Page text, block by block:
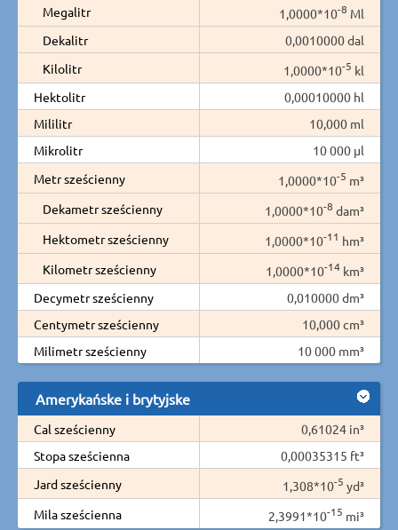
Megalitr
1,0000*10-8 Ml
Dekalitr
0,0010000 dal
Kilolitr
1,0000*10-5 kl
Hektolitr
0,00010000 hl
Mililitr
10,000 ml
Mikrolitr
10 000 µl
Metr sześcienny
1,0000*10-5 m³
Dekametr sześcienny
1,0000*10-8 dam³
Hektometr sześcienny
1,0000*10-11 hm³
Kilometr sześcienny
1,0000*10-14 km³
Decymetr sześcienny
0,010000 dm³
Centymetr sześcienny
10,000 cm³
Milimetr sześcienny
10 000 mm³
Amerykańske i brytyjske
Cal sześcienny
0,61024 in³
Stopa sześcienna
0,00035315 ft³
Jard sześcienny
1,308*10-5 yd³
Mila sześcienna
2,3991*10-15 mi³